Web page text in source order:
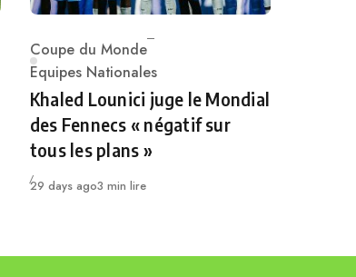
Category
Coupe du Monde
Equipes Nationales
Khaled Lounici juge le Mondial
des Fennecs « négatif sur
tous les plans »
Publié
29 days ago3 min lire